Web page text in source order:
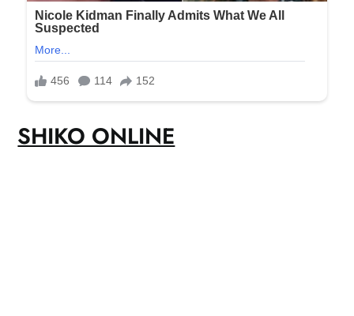
SHIKO ONLINE